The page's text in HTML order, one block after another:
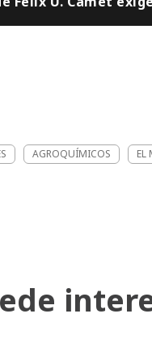
AGROQUÍMICOS EL